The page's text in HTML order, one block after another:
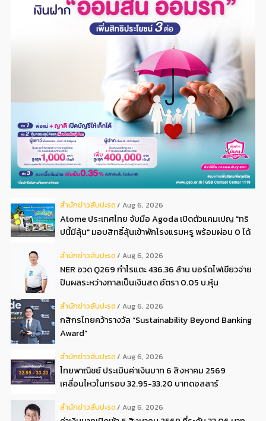
สํานักข่าวสับปะรด Aug 6, 2026
Atome ประเทศไทย จับมือ Agoda เปิดตัวแคมเปญ "ทริ
ปนี้มีลุ้น" มอบสิทธิ์ลุ้นเข้าพักโรงแรมหรู พร้อมผ่อน 0 ได้
สํานักข่าวสับปะรด Aug 6, 2026
NER อวด Q269 กำไรแตะ 436.36 ล้าน บอร์ดไฟเขียวจ่าย
ปันผลระหว่างกาลเป็นเงินสด อัตรา 0.05 บ.หุ้น
สํานักข่าวสับปะรด Aug 6, 2026
กสิกรไทยคว้ารางวัล “Sustainability Beyond Banking
Award”
สํานักข่าวสับปะรด Aug 6, 2026
ไทยพาณิชย์ ประเมินค่าเงินบาท 6 สิงหาคม 2569
เคลื่อนไหวในกรอบ 32.95-33.20 บาทดอลลาร์
สํานักข่าวสับปะรด Aug 6, 2026